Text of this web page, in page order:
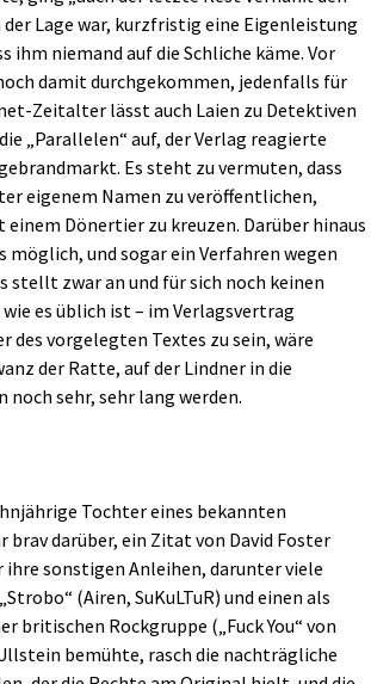
Lage war, kurzfristig eine Eigenleistung
ihm niemand auf die Schliche käme. Vor
damit durchgekommen, jedenfalls für
Zeitalter lässt auch Laien zu Detektiven
„Parallelen“ auf, der Verlag reagierte
Es steht zu vermuten, dass
eigenem Namen zu veröffentlichen,
Dönertier zu kreuzen. Darüber hinaus
möglich, und sogar ein Verfahren wegen
stellt zwar an und für sich noch keinen
es üblich ist – im Verlagsvertrag
des vorgelegten Textes zu sein, wäre
der Ratte, auf der Lindner in die
sehr, sehr lang werden.
Tochter eines bekannten
darüber, ein Zitat von David Foster
sonstigen Anleihen, darunter viele
(Airen, SuKuLTuR) und einen als
Rockgruppe („Fuck You“ von
bemühte, rasch die nachträgliche